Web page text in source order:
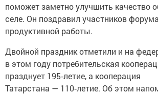
поможет заметно улучшить качество
селе. Он поздравил участников
продуктивной работы.
Двойной праздник отметили и на
в этом году потребительская
празднует 195‑летие, а кооперация
Татарстана — 110‑летие. Об этом